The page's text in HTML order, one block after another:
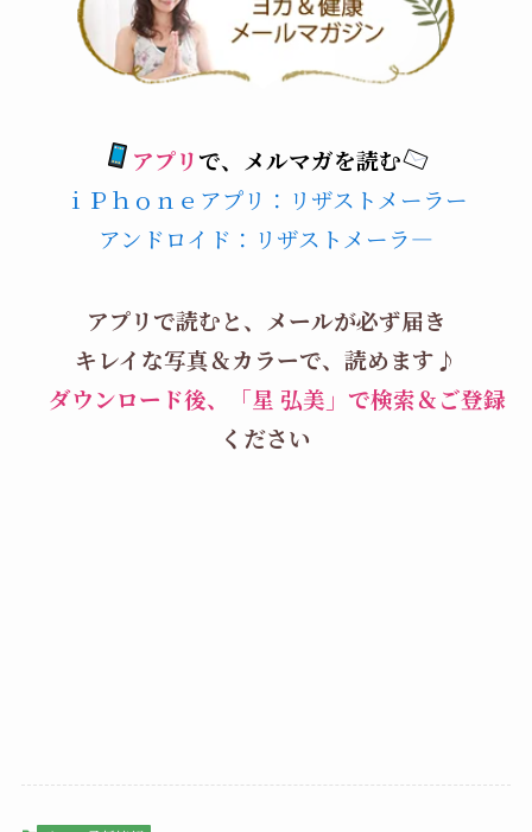
アプリで、メルマガを読む
ｉＰｈｏｎｅアプリ：リザストメーラー
アンドロイド：リザストメーラ―
アプリで読むと、メールが必ず届き
キレイな写真＆カラーで、読めます♪
ダウンロード後、「星 弘美」で検索＆ご登録
ください